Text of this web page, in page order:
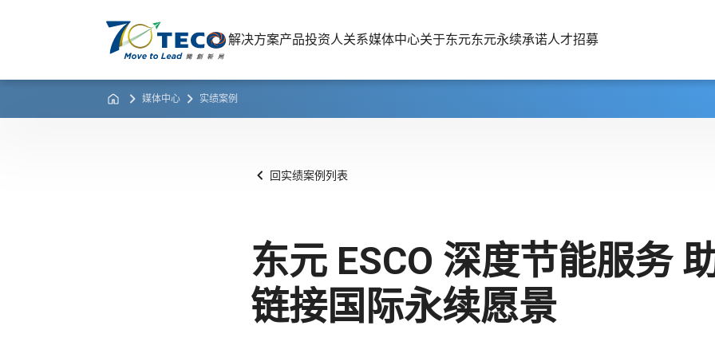
解决方案产品投资人关系媒体中心关于东元东元永续承诺人才招募
媒体中心 实绩案例
回实绩案例列表
东元 ESCO 深度节能服务
链接国际永续愿景